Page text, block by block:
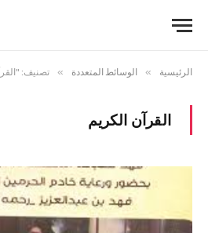
الرئيسية » الوسائط المتعددة » تصنيف:
القرآن الكريم